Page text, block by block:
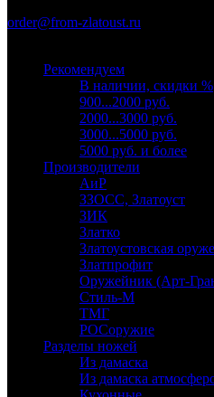
order@from-zlatoust.ru
Рекомендуем
В наличии, скидки %
900...2000 руб.
2000...3000 руб.
3000...5000 руб.
5000 руб. и более
Производители
АиР
ЗЗОСС, Златоуст
ЗИК
Златко
Златоустовская
Златпрофит
Оружейник (Арт-
Стиль-М
ТМГ
РОСоружие
Разделы ножей
Из дамаска
Из дамаска